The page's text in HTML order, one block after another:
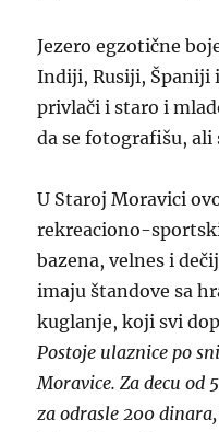
Jezero egzotične
Indiji, Rusiji, Španiji
privlači i staro i
da se fotografišu, ali
U Staroj Moravici
rekreaciono-
bazena, velnes i
imaju štandove sa
kuglanje, koji svi
Postoje ulaznice po
Moravice. Za decu od
za odrasle 200